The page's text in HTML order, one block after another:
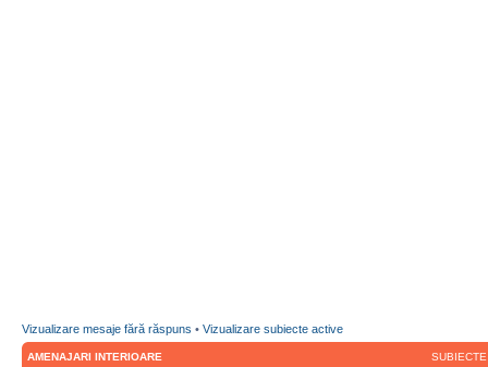
Vizualizare mesaje fără răspuns • Vizualizare subiecte active
AMENAJARI INTERIOARE SUBIECTE